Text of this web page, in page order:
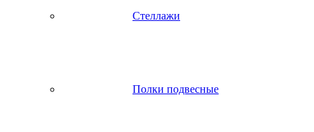
Стеллажи
Полки подвесные